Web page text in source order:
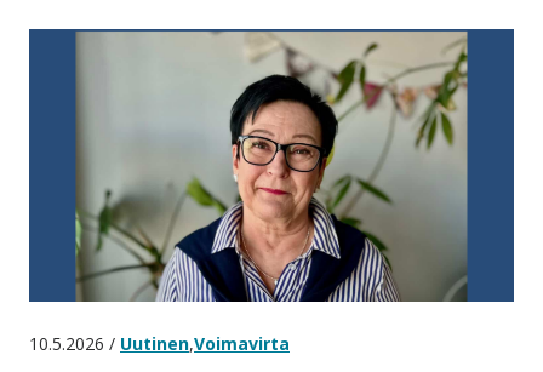
10.5.2026 / Uutinen,Voimavirta